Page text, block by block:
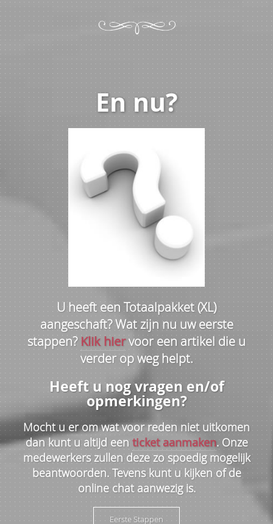
En nu?
U heeft een Totaalpakket (XL)
aangeschaft? Wat zijn nu uw eerste
stappen?Klik hiervoor een artikel die u
verder op weg helpt.
Heeft u nog vragen en/of
opmerkingen?
Mocht u er om wat voor reden niet uitkomen
dan kunt u altijd een ticket aanmaken. Onze
medewerkers zullen deze zo spoedig mogelijk
beantwoorden. Tevens kunt u kijken of de
online chat aanwezig is.
Eerste Stappen